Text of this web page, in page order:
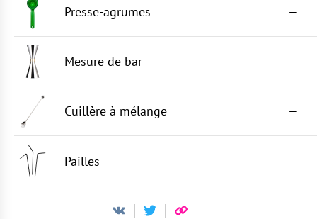
Presse-agrumes —
Mesure de bar —
Cuillère à mélange —
Pailles —